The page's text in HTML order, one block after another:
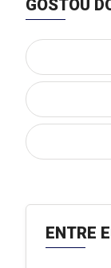
ENTRE
GOSTOU